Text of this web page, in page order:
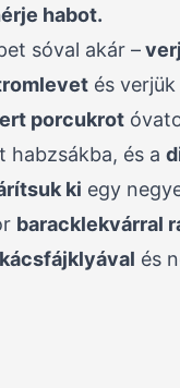
habot.
sóval akár –
és
porcukrot
habzsákba, és a
ki egy
baracklekvárral
és